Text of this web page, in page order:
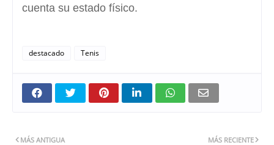
cuenta su estado físico.
destacado Tenis
MÁS RECIENTE
MÁS ANTIGUA